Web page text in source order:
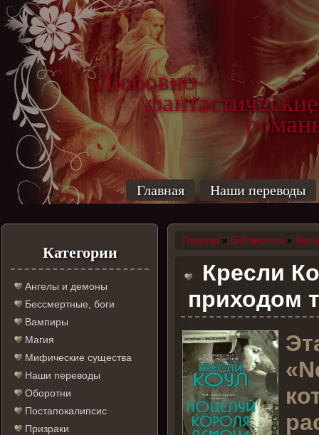
Любовно-
фантастические
Главная Наши переводы
Категории
Ангелы и демоны
Бессмертные, боги
Вампиры
Магия
Мифические существа
Наши переводы
Оборотни
Постапокалипсис
Призраки
Главная » Библиотека»
Кресли
приходом
Э